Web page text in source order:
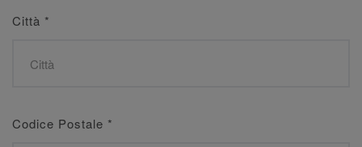
Città *
Codice Postale *